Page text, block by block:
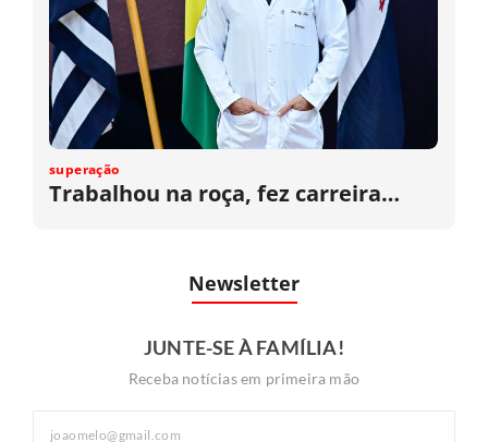
superação
Trabalhou na roça, fez carreira…
Newsletter
JUNTE-SE À FAMÍLIA!
Receba notícias em primeira mão